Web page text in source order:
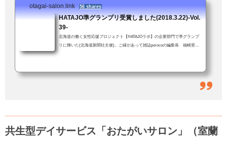
が、「おたがいサロンってこんなとこだよ」という話でもあります(前回より
ちょっと...
otagai-salon.link 56 shares
HATAJO準グランプリ受賞しました(2018.3.22)-Vol.
39-
北海道の働く女性応援プロジェクト【HATAJOラボ】の企業部門で準グランプ
リに輝いた(北海道新聞社主催)。ご縁があって雑誌porocoの編集長 福崎里美
結果を伝えると、職員も一緒に大喜び。おたがいサロンでは当たり前のこと
ない。特別な何かをやってるという実感もない。きっと、他の会社も同じよう
共生型デイサービス「おたがいサロン」（室蘭